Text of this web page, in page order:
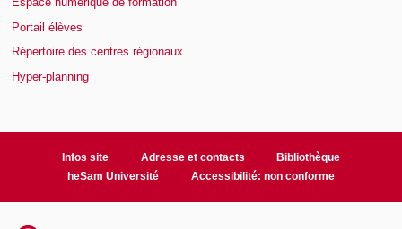
Portail élèves
Répertoire des centres régionaux
Hyper-planning
Infos site Adresse et contacts
Bibliothèque
heSam Université
Accessibilité: non conforme